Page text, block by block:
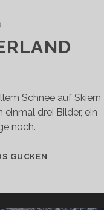
Schnee auf Skiern
drei Bilder, ein
noch.
GUCKEN